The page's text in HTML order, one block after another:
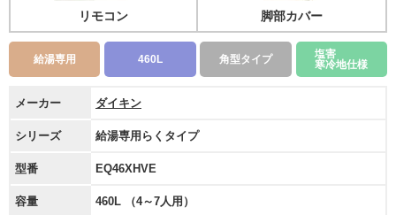
リモコン 脚部カバー
給湯専用 460L 角型タイプ
塩害
寒冷地仕様
メーカー ダイキン
シリーズ 給湯専用らくタイプ
型番 EQ46XHVE
容量 460L （4～7人用）